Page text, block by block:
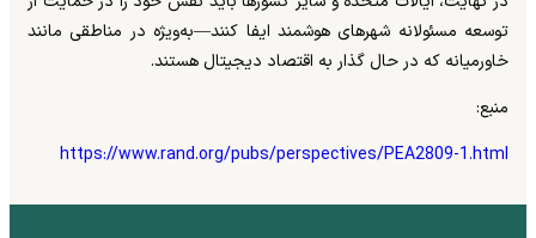
توسعه مسئولانه شهرهای هوشمند ایفا کنند—به‌ویژه در مناطقی مانند
خاورمیانه که در حال گذار به اقتصاد دیجیتال هستند.
منبع:
https://www.rand.org/pubs/perspectives/PEA2809-1.html